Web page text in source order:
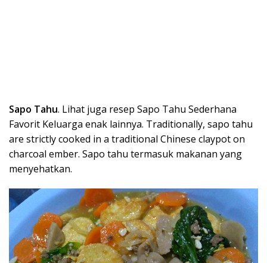
Sapo Tahu. Lihat juga resep Sapo Tahu Sederhana
Favorit Keluarga enak lainnya. Traditionally, sapo tahu
are strictly cooked in a traditional Chinese claypot on
charcoal ember. Sapo tahu termasuk makanan yang
menyehatkan.